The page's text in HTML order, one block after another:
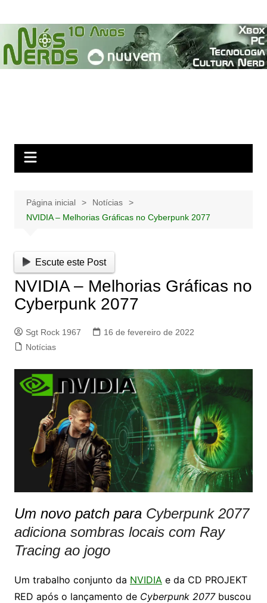
para
conteúdo
Página inicial
Notícias
NVIDIA – Melhorias Gráficas no Cyberpunk 2077
Escute este Post
NVIDIA – Melhorias Gráficas no
Cyberpunk 2077
Sgt Rock 1967
16 de fevereiro de 2022
Notícias
Um novo patch para Cyberpunk 2077
adiciona sombras locais com Ray
Tracing ao jogo
Um trabalho conjunto da NVIDIA e da CD PROJEKT
RED após o lançamento de Cyberpunk 2077buscou